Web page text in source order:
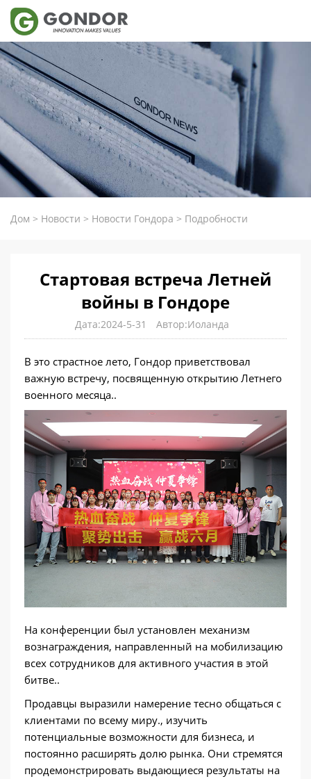
Дом > Новости > Новости Гондора > Подробности
Стартовая встреча Летней
войны в Гондоре
Дата:2024-5-31 Автор:Иоланда
В это страстное лето, Гондор приветствовал
важную встречу, посвященную открытию Летнего
военного месяца..
На конференции был установлен механизм
вознаграждения, направленный на мобилизацию
всех сотрудников для активного участия в этой
битве..
Продавцы выразили намерение тесно общаться с
клиентами по всему миру., изучить
потенциальные возможности для бизнеса, и
постоянно расширять долю рынка. Они стремятся
продемонстрировать выдающиеся результаты на